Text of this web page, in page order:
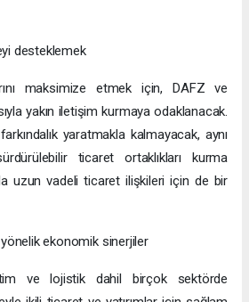
desteklemek
maksimize etmek için, DAFZ ve
yakın iletişim kurmaya odaklanacak.
yaratmakla kalmayacak, aynı
ticaret ortaklıkları kurma
uzun vadeli ticaret ilişkileri için de bir
ekonomik sinerjiler
ve lojistik dahil birçok sektörde